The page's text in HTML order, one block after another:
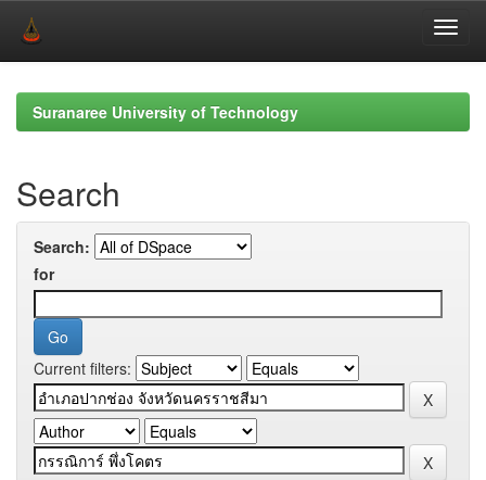
navigationSuranaree University of Technology
Search
Search:
for
Current filters: